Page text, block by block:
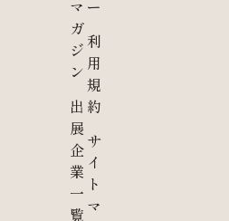
マ
ガ
ジ
ン
出
展
企
業
一
覧
ー
利
用
規
約
サ
イ
ト
マ